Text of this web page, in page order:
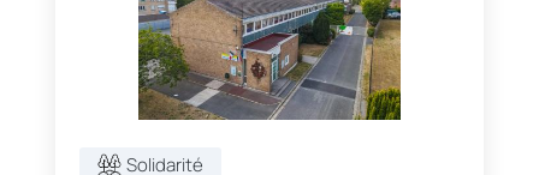
Solidarité